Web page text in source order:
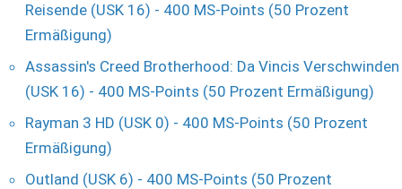
Reisende (USK 16) - 400 MS-Points (50 Prozent
Ermäßigung)
Assassin's Creed Brotherhood: Da Vincis Verschwinden
(USK 16) - 400 MS-Points (50 Prozent Ermäßigung)
Rayman 3 HD (USK 0) - 400 MS-Points (50 Prozent
Ermäßigung)
Outland (USK 6) - 400 MS-Points (50 Prozent